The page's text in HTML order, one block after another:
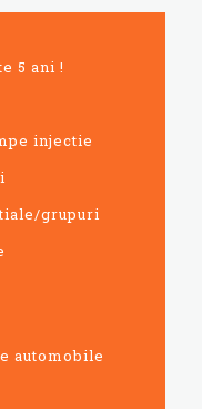
5 ani !
injectie
grupuri
automobile